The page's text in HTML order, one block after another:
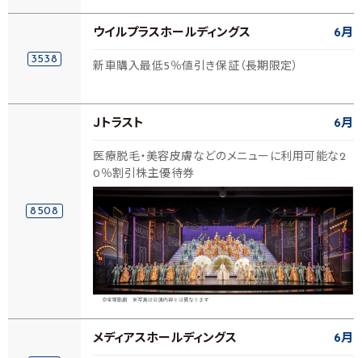
3538
ウイルプラスホールディングス 6月
新車購入最低5％値引き保証（長期限定）
8508
Ｊトラスト 6月
医療脱毛・美容皮膚などのメニューに利用可能な2
0％割引株主優待券
メディアスホールディングス 6月